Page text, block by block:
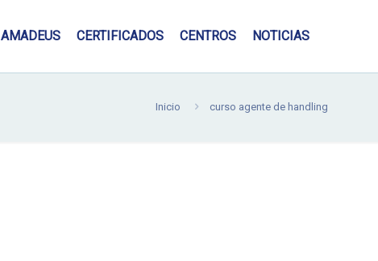
AMADEUS CERTIFICADOS CENTROS NOTICIAS
Inicio curso agente de handling